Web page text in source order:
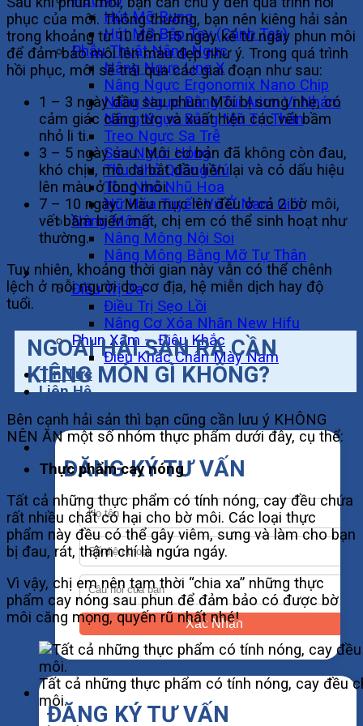
Hút Mỡ Bụng
Hút Mỡ Bắp Tay (Cánh Tay)
Phẫu Thuật Nâng Ngực
Nâng Ngực Line X
Nâng Ngực Ergonomix Nano Chip
Nâng Ngực Bằng Túi Arion Vi Nhám
Nâng Ngực Bằng Mỡ Tự Thân
Treo Ngực Sa Trễ
Sửa Ngực Hỏng
Thu Nhỏ Quầng Vú
Thu Nhỏ Nhũ Hoa
Nữ Hóa Tuyến Vú Ở Nam Giới
Nâng Mông
Nâng Mông Nội Soi
Nâng Mông Bằng Mỡ Tự Thân
Không Phẫu Thuật
Điều Trị Da
Điều Trị Sẹo Lồi
Nâng Cơ Xóa Nhăn New Hifu
Phun Xăm – Điêu Khắc
Điêu Khắc Chân Mày Nam
Tin Tức
Liên Hệ
ĐĂNG KÝ TƯ VẤN
Xác Nhận
ĐĂNG KÝ TƯ VẤN
phục của môi. Thông thường, bạn nên kiêng hải sản
trong khoảng từ 10 đến 15 ngày kể từ ngày phun môi
để đảm bảo môi lên màu đẹp như ý. Trong quá trình
hồi phục, môi sẽ trải qua các giai đoạn như sau:
1 – 3 ngày đầu sau phun: Môi bị sưng nhẹ, có
cảm giác căng tức và xuất hiện các vết bầm
nhỏ li ti.
3 – 5 ngày sau: Môi cơ bản đã không còn đau,
khó chịu, mô da bắt đầu liền lại và có dấu hiệu
lên màu ở lòng môi.
7 – 10 ngày: Màu mực lên đều ở cả 2 bờ môi,
vết bầm biến mất, chị em có thể sinh hoạt như
thường.
Tuy nhiên, khoảng thời gian này vẫn có thể chênh
lệch ở mỗi người do cơ địa, hệ miễn dịch hay độ
tuổi.
NGOÀI HẢI SẢN RA CẦN
KIÊNG MÓN GÌ KHÔNG?
Bên cạnh hải sản thì bạn cũng cần lưu ý KHÔNG
NÊN ĂN một số nhóm thực phẩm dưới đây, cụ thể:
Thực phẩm cay nóng
Tất cả những thực phẩm có tính nóng, cay đều chứa
rất nhiều chất có hại cho bờ môi. Các loại thực
phẩm này đều có thể gây viêm, sưng và làm cho bạn
bị đau, rát, thậm chí là ngứa ngáy.
Vì vậy, chị em nên tạm thời “chia xa” những thực
phẩm cay nóng sau phun để đảm bảo có được bờ
môi căng mọng, quyến rũ nhất nhé!
Tất cả những thực phẩm có tính nóng, cay đều
môi.